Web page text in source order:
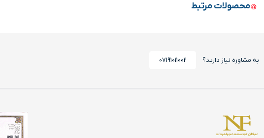
محصولات مرتبط
به مشاوره نیاز دارید؟ 07191011002